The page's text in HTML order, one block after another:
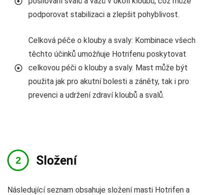
podporovat stabilizaci a zlepšit pohyblivost.
Celková péče o klouby a svaly: Kombinace všech
těchto účinků umožňuje Hotrifenu poskytovat
celkovou péči o klouby a svaly. Mast může být
použita jak pro akutní bolesti a záněty, tak i pro
prevenci a udržení zdraví kloubů a svalů.
Složení
Následující seznam obsahuje složení masti Hotrifen a